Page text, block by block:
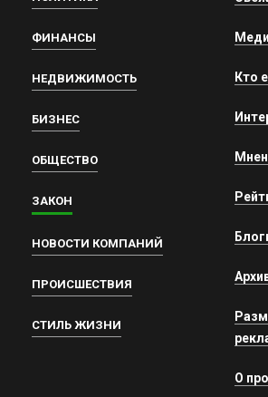
ФИНАНСЫ
НЕДВИЖИМОСТЬ
БИЗНЕС
ОБЩЕСТВО
ЗАКОН
НОВОСТИ КОМПАНИЙ
ПРОИСШЕСТВИЯ
СТИЛЬ ЖИЗНИ
Кто
О